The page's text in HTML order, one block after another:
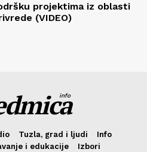
projektima iz oblasti
(VIDEO)
info
Tuzla, grad i ljudi
Info
i edukacije Izbori